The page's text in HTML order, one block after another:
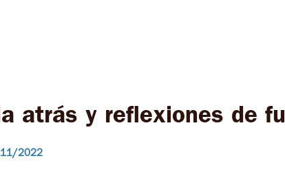
atrás y reflexiones de
2022